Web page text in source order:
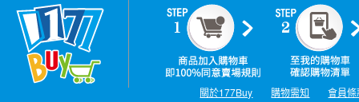
關於177Buy 購物需知
會員